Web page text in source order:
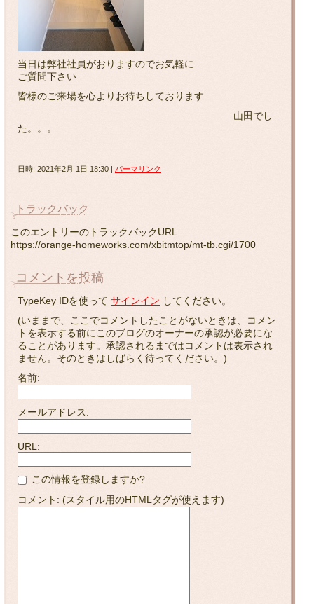
当日は弊社社員がおりますのでお気軽に
ご質問下さい
皆様のご来場を心よりお待ちしております
山田でし
た。。。
日時: 2021年2月 1日 18:30 | パーマリンク
トラックバック
このエントリーのトラックバックURL:
https://orange-homeworks.com/xbitmtop/mt-tb.cgi/1700
コメントを投稿
TypeKey IDを使って サインイン してください。
(いままで、ここでコメントしたことがないときは、コメン
トを表示する前にこのブログのオーナーの承認が必要にな
ることがあります。承認されるまではコメントは表示され
ません。そのときはしばらく待ってください。)
名前:
メールアドレス:
URL:
この情報を登録しますか?
コメント: (スタイル用のHTMLタグが使えます)